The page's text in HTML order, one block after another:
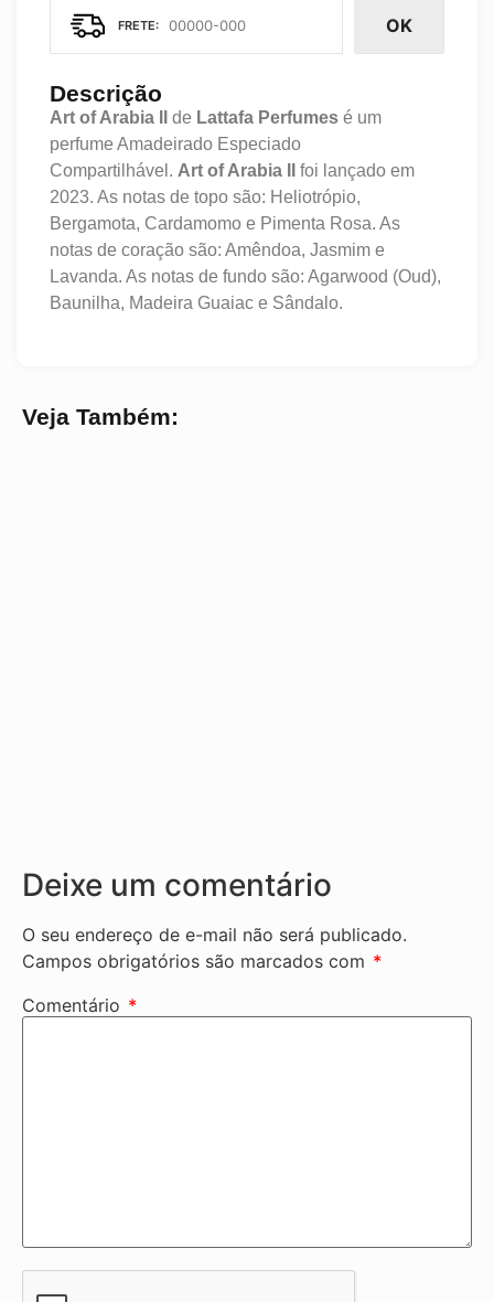
OK
Descrição
Art of Arabia II de Lattafa Perfumes é um
perfume Amadeirado Especiado
Compartilhável. Art of Arabia II
foi lançado em
2023. As notas de topo são: Heliotrópio,
Bergamota, Cardamomo e Pimenta Rosa. As
notas de coração são: Amêndoa, Jasmim e
Lavanda. As notas de fundo são: Agarwood (Oud),
Baunilha, Madeira Guaiac e Sândalo.
Veja Também:
Deixe um comentário
O seu endereço de e-mail não será publicado.
Campos obrigatórios são marcados com *
Comentário *